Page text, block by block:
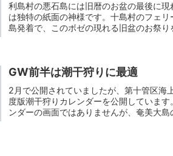
利島村の悪石島には旧暦のお盆の最後に
は独特の紙面の神様です。十島村のフェ
島発着で、このボゼの現れる旧盆のお祭
GW前半は潮干狩りに最適
2月で公開されていましたが、第十管区海
度版潮干狩りカレンダーを公開していま
ンダーの画面ではありませんが、奄美大